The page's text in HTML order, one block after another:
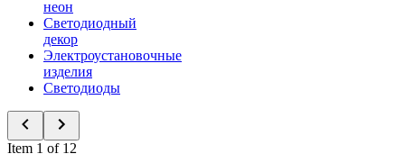
неон
Светодиодный
декор
Электроустановочные
изделия
Светодиоды
Item 1 of 12